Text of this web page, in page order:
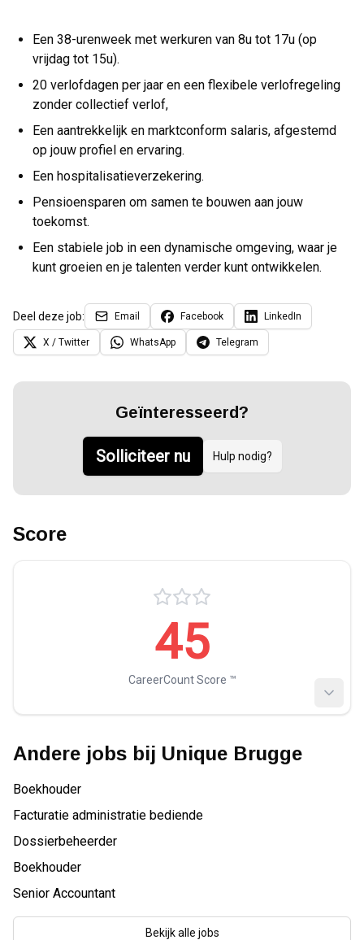
Een 38-urenweek met werkuren van 8u tot 17u (op
vrijdag tot 15u).
20 verlofdagen per jaar en een flexibele verlofregeling
zonder collectief verlof,
Een aantrekkelijk en marktconform salaris, afgestemd
op jouw profiel en ervaring.
Een hospitalisatieverzekering.
Pensioensparen om samen te bouwen aan jouw
toekomst.
Een stabiele job in een dynamische omgeving, waar je
kunt groeien en je talenten verder kunt ontwikkelen.
Deel deze job: Email Facebook LinkedIn
X / Twitter WhatsApp Telegram
Geïnteresseerd?
Solliciteer nu Hulp nodig?
Score
45
CareerCount Score ™️
Andere jobs bij Unique Brugge
Boekhouder
Facturatie administratie bediende
Dossierbeheerder
Boekhouder
Senior Accountant
Bekijk alle jobs